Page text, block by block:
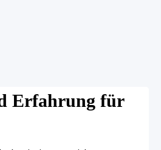
Erfahrung für